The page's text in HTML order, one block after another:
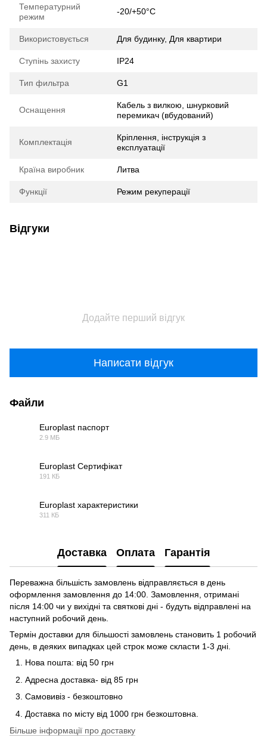
Температурний
режим
-20/+50°C
Використовується Для будинку, Для квартири
Ступінь захисту IP24
Тип фильтра G1
Оснащення
Кабель з вилкою, шнурковий
перемикач (вбудований)
Комплектація
Кріплення, інструкція з
експлуатації
Країна виробник Литва
Функції Режим рекуперації
Відгуки
Додайте перший відгук
Написати відгук
Файли
Europlast паспорт
2.9 МБ
Europlast Сертифікат
191 КБ
Europlast характеристики
311 КБ
Доставка Оплата Гарантія
Переважна більшість замовлень відправляється в день
оформлення замовлення до 14:00. Замовлення, отримані
після 14:00 чи у вихідні та святкові дні - будуть відправлені на
наступний робочий день.
Термін доставки для більшості замовлень становить 1 робочий
день, в деяких випадках цей строк може скласти 1-3 дні.
Нова пошта: від 50 грн
Адресна доставка- від 85 грн
Самовивіз - безкоштовно
Доставка по місту від 1000 грн безкоштовна.
Більше інформації про доставку